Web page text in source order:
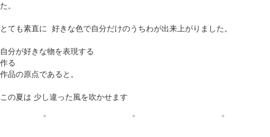
た。
とても素直に 好きな色で自分だけのうちわが出来上がりました。
自分が好きな物を表現する
作る
作品の原点であると。
この夏は 少し違った風を吹かせます